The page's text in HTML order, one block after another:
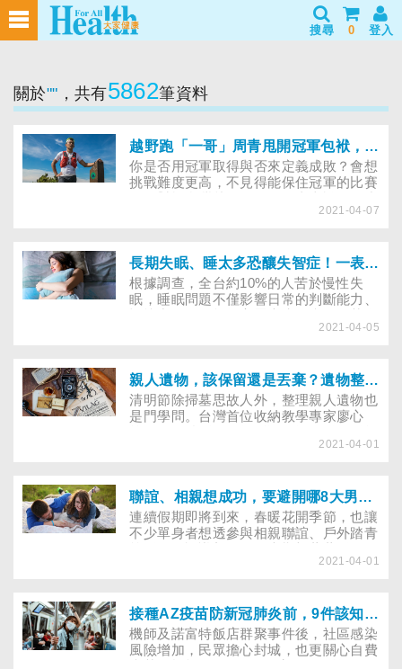
搜尋 0 登入
關於"" ，共有5862筆資料
越野跑「一哥」周青甩開冠軍包袱，突破自我的祕訣
你是否用冠軍取得與否來定義成敗？會想
挑戰難度更高，不見得能保住冠軍的比賽
是和自己的靈魂挑戰，追求進步才是重要
2021-04-07
長期失眠、睡太多恐釀失智症！一表看「助眠食物」讓你睡好覺
根據調查，全台約10%的人苦於慢性失
眠，睡眠問題不僅影響日常的判斷能力、
默症等疾病風險。董氏基金會提醒，含色
2021-04-05
親人遺物，該保留還是丟棄？遺物整理師教你3步驟收納空間與告別悲傷
清明節除掃墓思故人外，整理親人遺物也
是門學問。台灣首位收納教學專家廖心
非所有遺物都要保留，空間應留給活著的
點？
2021-04-01
聯誼、相親想成功，要避開哪8大男女互動地雷？
連續假期即將到來，春暖花開季節，也讓
不少單身者想透參與相親聯誼、戶外踏青
覓心儀對象，希望正緣桃花朵朵開，找到
2021-04-01
接種AZ疫苗防新冠肺炎前，9件該知道的事
機師及諾富特飯店群聚事件後，社區感染
風險增加，民眾擔心封城，也更關心自費